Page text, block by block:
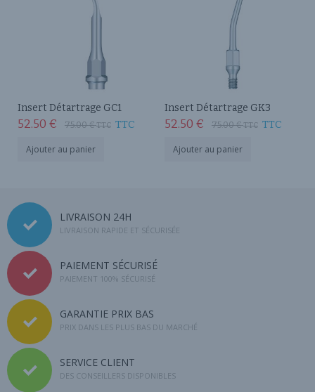
Insert Détartrage GC1
75.00€TTC
52.50 € TTC
Ajouter au panier
Insert Détartrage GK3
75.00€TTC
52.50 € TTC
Ajouter au panier
LIVRAISON 24H
LIVRAISON RAPIDE ET SÉCURISÉE
PAIEMENT SÉCURISÉ
PAIEMENT 100% SÉCURISÉ
GARANTIE PRIX BAS
PRIX DANS LES PLUS BAS DU MARCHÉ
SERVICE CLIENT
DES CONSEILLERS DISPONIBLES